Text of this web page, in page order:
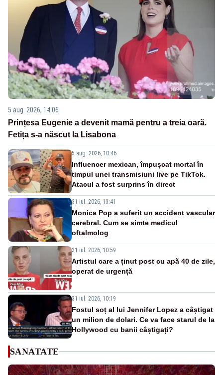
5 aug. 2026, 14:06
Prințesa Eugenie a devenit mamă pentru a treia oară.
Fetița s-a născut la Lisabona
5 aug. 2026, 10:46
Influencer mexican, împușcat mortal în
timpul unei transmisiuni live pe TikTok.
Atacul a fost surprins în direct
31 iul. 2026, 13:41
Monica Pop a suferit un accident vascular
cerebral. Cum se simte medicul
oftalmolog
31 iul. 2026, 10:59
Artistul care a ținut post cu apă 40 de zile,
operat de urgență
31 iul. 2026, 10:19
Fostul soț al lui Jennifer Lopez a câștigat
un milion de dolari. Ce va face starul de la
Hollywood cu banii câștigați?
SANATATE